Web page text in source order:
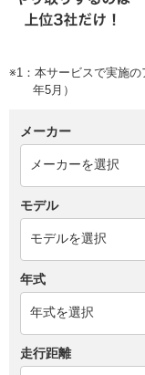
※1：本サービスで実施
年5月）
メーカー
モデル
年式
走行距離